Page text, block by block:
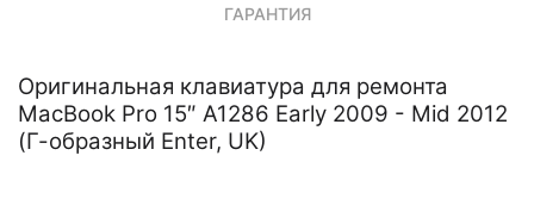
ГАРАНТИЯ
Оригинальная клавиатура для ремонта
MacBook Pro 15″ A1286 Early 2009 - Mid 2012
(Г-образный Enter, UK)